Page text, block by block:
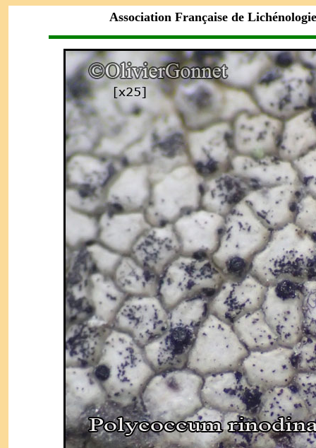
Association Française de Lichénologie